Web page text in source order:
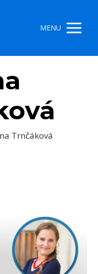
MENU
Trnčáková